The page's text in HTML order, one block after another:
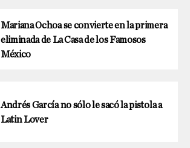
Mariana Ochoa se convierte en la primera
eliminada de La Casa de los Famosos
México
Andrés García no sólo le sacó la pistola a
Latin Lover